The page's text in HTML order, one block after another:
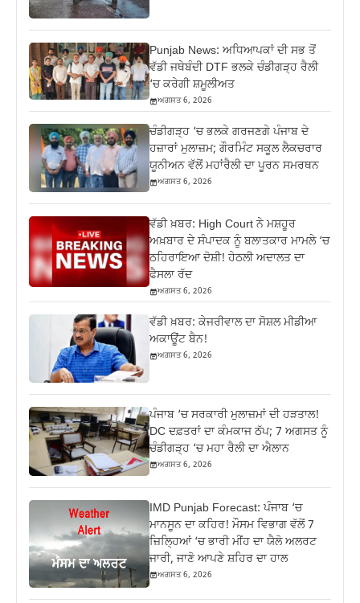
Punjab News: ਅਧਿਆਪਕਾਂ ਦੀ ਸਭ ਤੋਂ
ਵੱਡੀ ਜਥੇਬੰਦੀ DTF ਭਲਕੇ ਚੰਡੀਗੜ੍ਹ ਰੈਲੀ
‘ਚ ਕਰੇਗੀ ਸ਼ਮੂਲੀਅਤ
ਅਗਸਤ 6, 2026
ਚੰਡੀਗੜ੍ਹ ‘ਚ ਭਲਕੇ ਗਰਜਣਗੇ ਪੰਜਾਬ ਦੇ
ਹਜ਼ਾਰਾਂ ਮੁਲਾਜ਼ਮ; ਗੌਰਮਿੰਟ ਸਕੂਲ ਲੈਕਚਰਾਰ
ਯੂਨੀਅਨ ਵੱਲੋਂ ਮਹਾਂਰੈਲੀ ਦਾ ਪੂਰਨ ਸਮਰਥਨ
ਅਗਸਤ 6, 2026
ਵੱਡੀ ਖ਼ਬਰ: High Court ਨੇ ਮਸ਼ਹੂਰ
ਅਖ਼ਬਾਰ ਦੇ ਸੰਪਾਦਕ ਨੂੰ ਬਲਾਤਕਾਰ ਮਾਮਲੇ ‘ਚ
ਠਹਿਰਾਇਆ ਦੋਸ਼ੀ! ਹੇਠਲੀ ਅਦਾਲਤ ਦਾ
ਫੈਸਲਾ ਰੱਦ
ਅਗਸਤ 6, 2026
ਵੱਡੀ ਖ਼ਬਰ: ਕੇਜਰੀਵਾਲ ਦਾ ਸੋਸ਼ਲ ਮੀਡੀਆ
ਅਕਾਊਂਟ ਬੈਨ!
ਅਗਸਤ 6, 2026
ਪੰਜਾਬ ‘ਚ ਸਰਕਾਰੀ ਮੁਲਾਜ਼ਮਾਂ ਦੀ ਹੜਤਾਲ!
DC ਦਫ਼ਤਰਾਂ ਦਾ ਕੰਮਕਾਜ ਠੱਪ; 7 ਅਗਸਤ ਨੂੰ
ਚੰਡੀਗੜ੍ਹ ‘ਚ ਮਹਾ ਰੈਲੀ ਦਾ ਐਲਾਨ
ਅਗਸਤ 6, 2026
IMD Punjab Forecast: ਪੰਜਾਬ ‘ਚ
ਮਾਨਸੂਨ ਦਾ ਕਹਿਰ! ਮੌਸਮ ਵਿਭਾਗ ਵੱਲੋਂ 7
ਜ਼ਿਲ੍ਹਿਆਂ ‘ਚ ਭਾਰੀ ਮੀਂਹ ਦਾ ਯੈਲੋ ਅਲਰਟ
ਜਾਰੀ, ਜਾਣੋ ਆਪਣੇ ਸ਼ਹਿਰ ਦਾ ਹਾਲ
ਅਗਸਤ 6, 2026